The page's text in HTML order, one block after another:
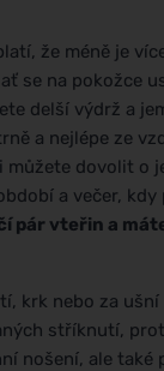
že méně je
se na pokožce
delší výdrž a
a nejlépe ze
dovolit o
a večer,
pár vteřin a
krk nebo za
stříknutí,
nošení, ale